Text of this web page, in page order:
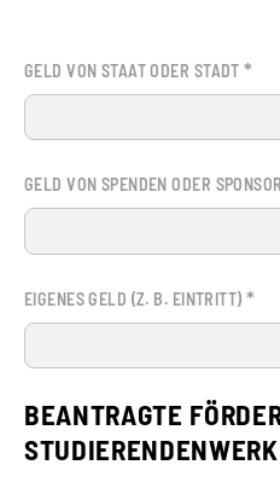
GELD VON STAAT ODER STADT*
GELD VON SPENDEN ODER
EIGENES GELD (Z. B. EINTRITT) *
BEANTRAGTE
STUDIERENDENWERK